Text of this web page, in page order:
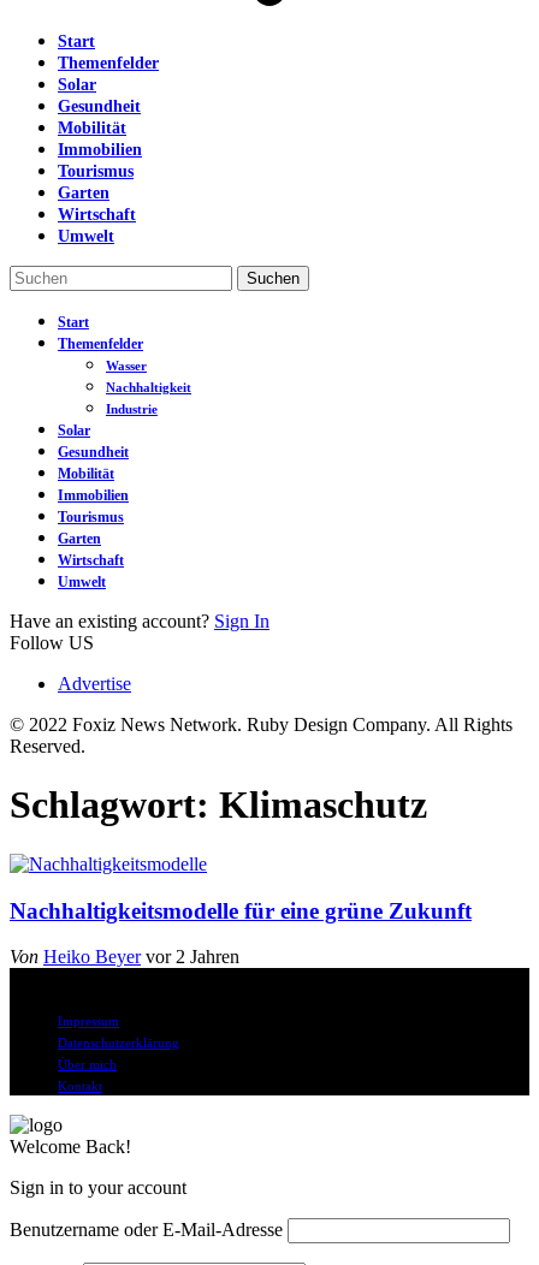
Start
Themenfelder
Solar
Gesundheit
Mobilität
Immobilien
Tourismus
Garten
Wirtschaft
Umwelt
Start
Themenfelder
Wasser
Nachhaltigkeit
Industrie
Solar
Gesundheit
Mobilität
Immobilien
Tourismus
Garten
Wirtschaft
Umwelt
Have an existing account? Sign In
Follow US
Advertise
© 2022 Foxiz News Network. Ruby Design Company. All Rights
Reserved.
Schlagwort: Klimaschutz
Nachhaltigkeitsmodelle für eine grüne Zukunft
Von Heiko Beyer vor 2 Jahren
Impressum
Datenschutzerklärung
Über mich
Kontakt
Welcome Back!
Sign in to your account
Benutzername oder E-Mail-Adresse